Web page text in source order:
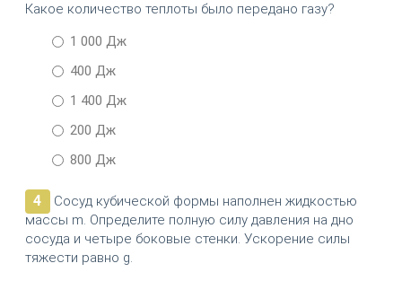
Какое количество теплоты было передано газу?
1 000 Дж
400 Дж
1 400 Дж
200 Дж
800 Дж
4
Сосуд кубической формы наполнен жидкостью
массы m. Определите полную силу давления на дно
сосуда и четыре боковые стенки. Ускорение силы
тяжести равно g.